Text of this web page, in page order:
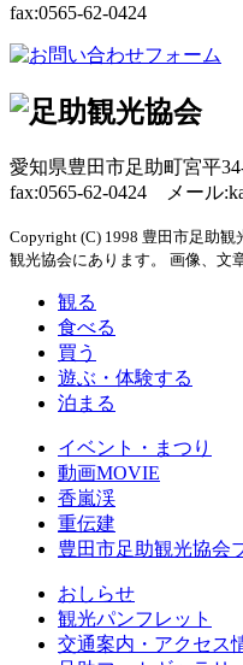
fax:0565-62-0424
愛知県豊田市足助町宮平
fax:0565-62-0424 メール
Copyright (C) 1998 豊田市足助
観光協会にあります。 画像、文
観る
食べる
買う
遊ぶ・体験する
泊まる
イベント・まつり
動画MOVIE
香嵐渓
重伝建
豊田市足助観光協会
おしらせ
観光パンフレット
交通案内・アクセス